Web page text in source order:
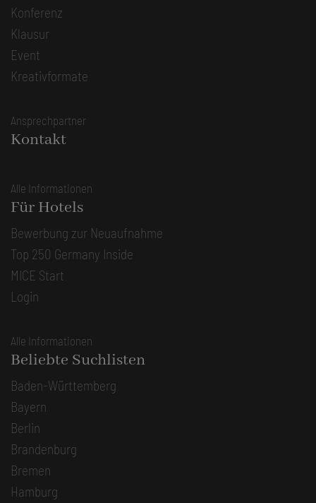
Konferenz
Klausur
Event
Kreativformate
Ansprechpartner
Kontakt
Alle Informationen
Für Hotels
Bewerbung zur Neuaufnahme
Top 250 Germany Inside
MICE Start
Login
Alle Informationen
Beliebte Suchlisten
Baden-Württemberg
Bayern
Berlin
Brandenburg
Bremen
Hamburg